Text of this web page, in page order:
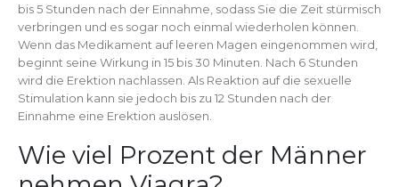
bis 5 Stunden nach der Einnahme, sodass Sie die Zeit stürmisch
verbringen und es sogar noch einmal wiederholen können.
Wenn das Medikament auf leeren Magen eingenommen wird,
beginnt seine Wirkung in 15 bis 30 Minuten. Nach 6 Stunden
wird die Erektion nachlassen. Als Reaktion auf die sexuelle
Stimulation kann sie jedoch bis zu 12 Stunden nach der
Einnahme eine Erektion auslösen.
Wie viel Prozent der Männer